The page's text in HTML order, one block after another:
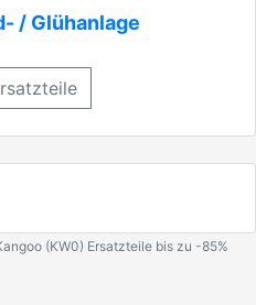
/ Glühanlage
(KW0) Ersatzteile bis zu -85%